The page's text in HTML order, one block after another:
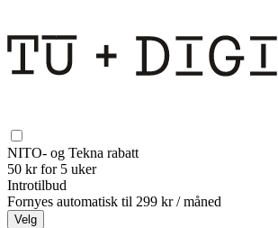
NITO- og Tekna rabatt
50 kr for 5 uker
Introtilbud
Fornyes automatisk til 299 kr / måned
Velg